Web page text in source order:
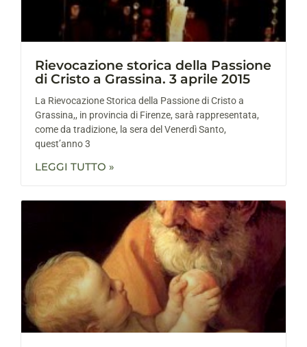
Rievocazione storica della Passione
di Cristo a Grassina. 3 aprile 2015
La Rievocazione Storica della Passione di Cristo a
Grassina,, in provincia di Firenze, sarà rappresentata,
come da tradizione, la sera del Venerdì Santo,
quest’anno 3
LEGGI TUTTO »